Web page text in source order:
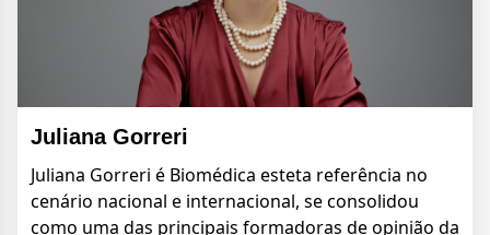
Juliana Gorreri
Juliana Gorreri é Biomédica esteta referência no
cenário nacional e internacional, se consolidou
como uma das principais formadoras de opinião da